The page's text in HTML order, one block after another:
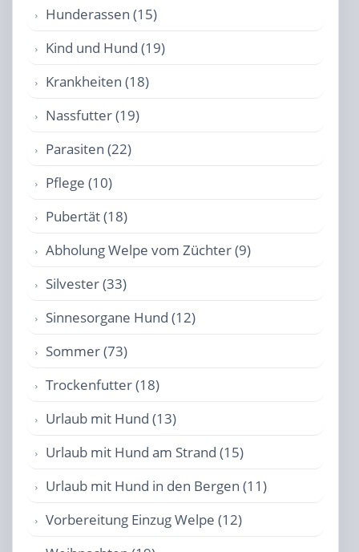
Hunderassen (15)
Kind und Hund (19)
Krankheiten (18)
Nassfutter (19)
Parasiten (22)
Pflege (10)
Pubertät (18)
Abholung Welpe vom Züchter (9)
Silvester (33)
Sinnesorgane Hund (12)
Sommer (73)
Trockenfutter (18)
Urlaub mit Hund (13)
Urlaub mit Hund am Strand (15)
Urlaub mit Hund in den Bergen (11)
Vorbereitung Einzug Welpe (12)